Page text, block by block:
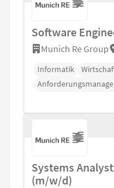
Software
Munich Re Group
Informatik
Systems
(m/w/d)